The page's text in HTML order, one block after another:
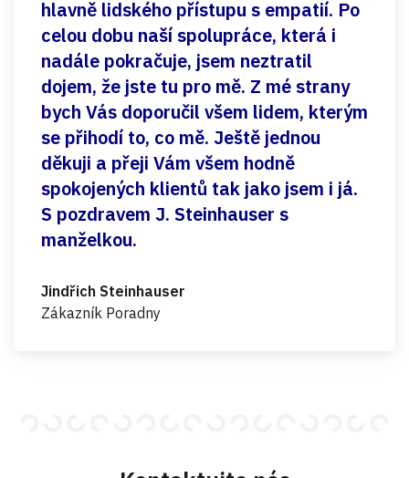
hlavně lidského přístupu s empatií. Po
celou dobu naší spolupráce, která i
nadále pokračuje, jsem neztratil
dojem, že jste tu pro mě. Z mé strany
bych Vás doporučil všem lidem, kterým
se přihodí to, co mě. Ještě jednou
děkuji a přeji Vám všem hodně
spokojených klientů tak jako jsem i já.
S pozdravem J. Steinhauser s
manželkou.
Jindřich Steinhauser
Zákazník Poradny